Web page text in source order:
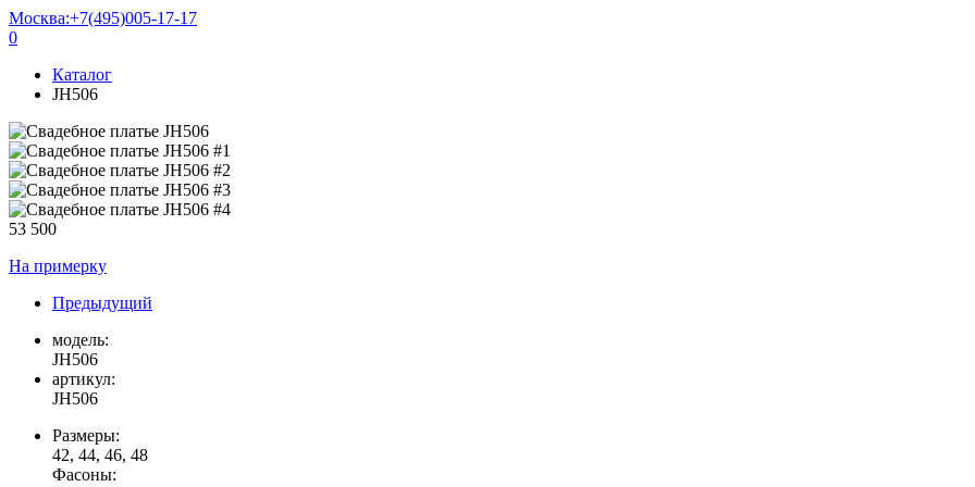
Москва:+7(495)005-17-17
0
Каталог
JH506
53 500
На примерку
Предыдущий
модель:
JH506
артикул:
JH506
Размеры:
42, 44, 46, 48
Фасоны: